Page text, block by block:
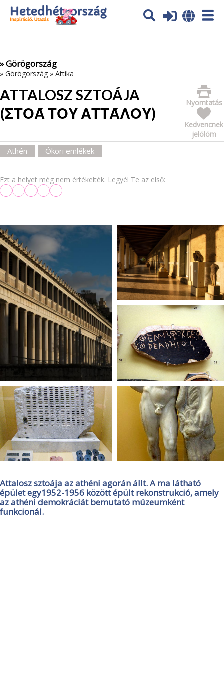
Az oldal sütiket (cookies) használ. További tájékoztatás itt:
Adatvédelmi tájékoztató
» Görögország
» Görögország » Attika
ATTALOSZ SZTOÁJA
(ΣΤΟΆ ΤΟΥ ΑΤΤΆΛΟΥ)
Nyomtatás
Kedvencnek
jelölöm
Athén Ókori emlékek
Ezt a helyet még nem értékelték. Legyél Te az első:
Attalosz sztoája az athéni agorán állt. A ma látható
épület egy1952-1956 között épült rekonstrukció, amely
az athéni demokráciát bemutató múzeumként
funkcionál.